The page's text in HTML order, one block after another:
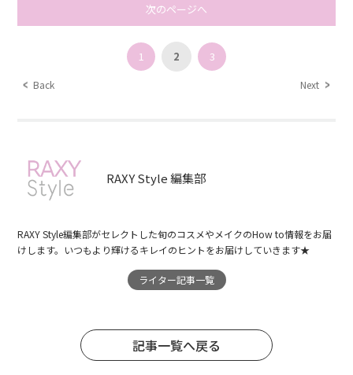
次のページへ
Back
1 2 3
Next
RAXY Style 編集部
RAXY Style編集部がセレクトした旬のコスメやメイクのHow to情報をお届
けします。いつもより輝けるキレイのヒントをお届けしていきます★
ライター記事一覧
記事一覧へ戻る